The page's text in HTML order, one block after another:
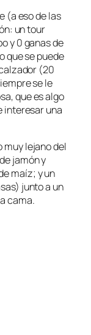
(a eso de las
un tour
y 0 ganas de
que se puede
(20
se le
que es algo
interesar una
muy lejano del
jamón y
maíz; y un
junto a un
cama.